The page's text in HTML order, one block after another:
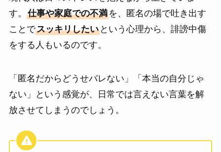
す。 仕事や家庭での不満を、匿名の場で吐き出す
ことでスッキリしたいという心理から、誹謗中傷
をする人もいるのです。
「匿名だからどうせバレない」「本当の自分じゃ
ない」という感覚が、日常では言えない言葉を解
放させてしまうのでしょう。